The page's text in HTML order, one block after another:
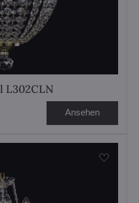
L302CLN
Ansehen